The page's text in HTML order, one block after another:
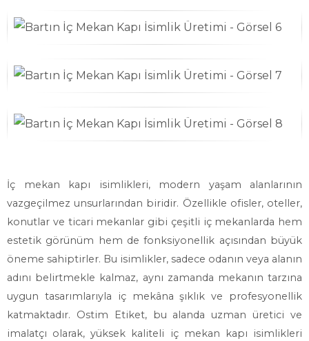
İç mekan kapı isimlikleri, modern yaşam alanlarının
vazgeçilmez unsurlarından biridir. Özellikle ofisler, oteller,
konutlar ve ticari mekanlar gibi çeşitli iç mekanlarda hem
estetik görünüm hem de fonksiyonellik açısından büyük
öneme sahiptirler. Bu isimlikler, sadece odanın veya alanın
adını belirtmekle kalmaz, aynı zamanda mekanın tarzına
uygun tasarımlarıyla iç mekâna şıklık ve profesyonellik
katmaktadır. Ostim Etiket, bu alanda uzman üretici ve
imalatçı olarak, yüksek kaliteli iç mekan kapı isimlikleri